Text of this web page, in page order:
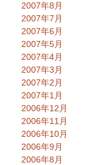
2007年8月
2007年7月
2007年6月
2007年5月
2007年4月
2007年3月
2007年2月
2007年1月
2006年12月
2006年11月
2006年10月
2006年9月
2006年8月